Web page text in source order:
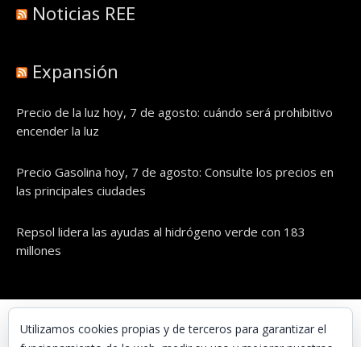
Noticias REE
Expansión
Precio de la luz hoy, 7 de agosto: cuándo será prohibitivo
encender la luz
Precio Gasolina hoy, 7 de agosto: Consulte los precios en
las principales ciudades
Repsol lidera las ayudas al hidrógeno verde con 183
millones
© UNAENERGÍA, S.L.
Utilizamos cookies propias y de terceros para garantizar el